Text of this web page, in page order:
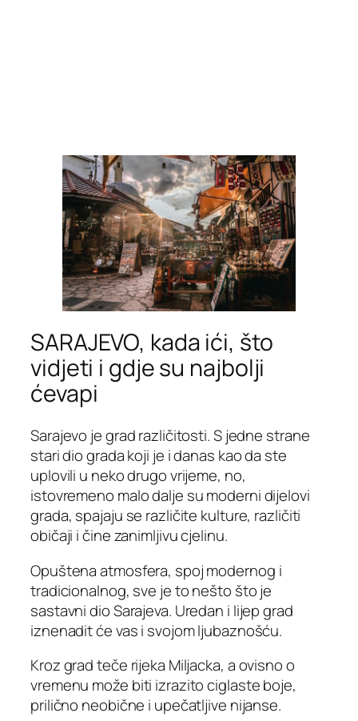
SARAJEVO, kada ići, što
vidjeti i gdje su najbolji
ćevapi
Sarajevo je grad različitosti. S jedne strane
stari dio grada koji je i danas kao da ste
uplovili u neko drugo vrijeme, no,
istovremeno malo dalje su moderni dijelovi
grada, spajaju se različite kulture, različiti
običaji i čine zanimljivu cjelinu.
Opuštena atmosfera, spoj modernog i
tradicionalnog, sve je to nešto što je
sastavni dio Sarajeva. Uredan i lijep grad
iznenadit će vas i svojom ljubaznošću.
Kroz grad teče rijeka Miljacka, a ovisno o
vremenu može biti izrazito ciglaste boje,
prilično neobične i upečatljive nijanse.